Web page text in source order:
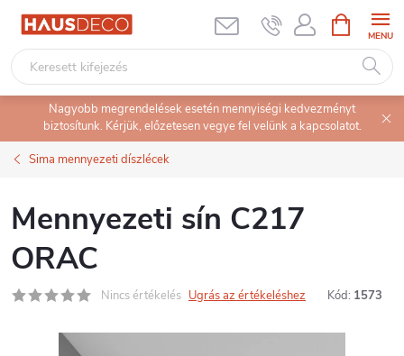
Ugrás
tartalomhoz
KOSÁR
Nagyobb megrendelések esetén mennyiségi kedvezményt
biztosítunk. Kérjük, előzetesen vegye fel velünk a kapcsolatot.
Sima mennyezeti díszlécek
Mennyezeti sín C217
ORAC
Nincs értékelés Ugrás az értékeléshez Kód: 1573